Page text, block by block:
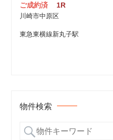
ご成約済
1R
川崎市中原区
東急東横線新丸子駅
物件検索